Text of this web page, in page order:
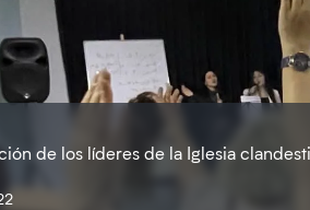
de los líderes de la Iglesia